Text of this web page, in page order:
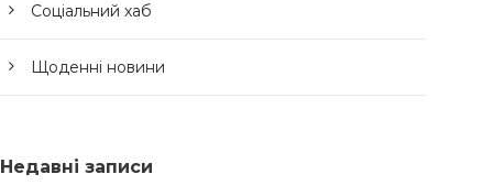
Соціальний хаб
Щоденні новини
Недавні записи